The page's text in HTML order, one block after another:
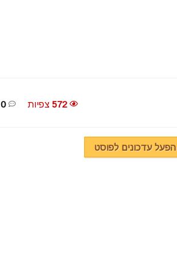
572 צפיות 0
הפעל עדכונים לפוסט